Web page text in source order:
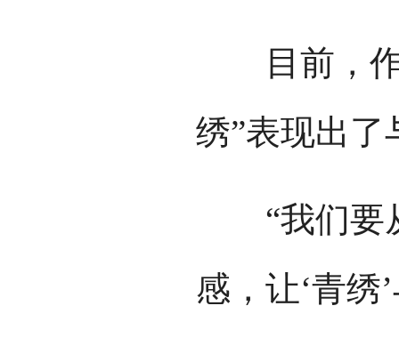
目前，作
绣”表现出
“我们要从
感，让‘青绣